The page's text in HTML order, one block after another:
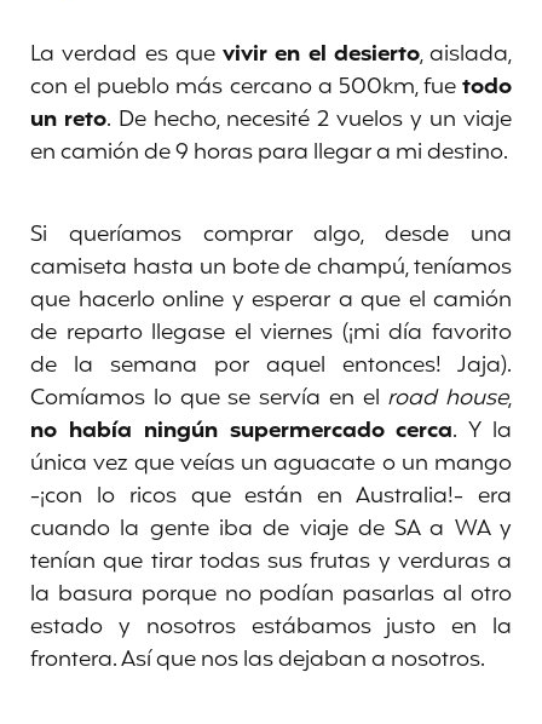
La verdad es que vivir en el desierto, aislada,
con el pueblo más cercano a 500km, fuetodo
un reto. De hecho, necesité 2 vuelos y un viaje
en camión de 9 horas para llegar a mi destino.
Si queríamos comprar algo, desde una
camiseta hasta un bote de champú, teníamos
que hacerlo online y esperar a que el camión
de reparto llegase el viernes (¡mi día favorito
de la semana por aquel entonces! Jaja).
Comíamos lo que se servía en el road house,
no había ningún supermercado cerca. Y la
única vez que veías un aguacate o un mango
-¡con lo ricos que están en Australia!- era
cuando la gente iba de viaje de SA a WA y
tenían que tirar todas sus frutas y verduras a
la basura porque no podían pasarlas al otro
estado y nosotros estábamos justo en la
frontera. Así que nos las dejaban a nosotros.